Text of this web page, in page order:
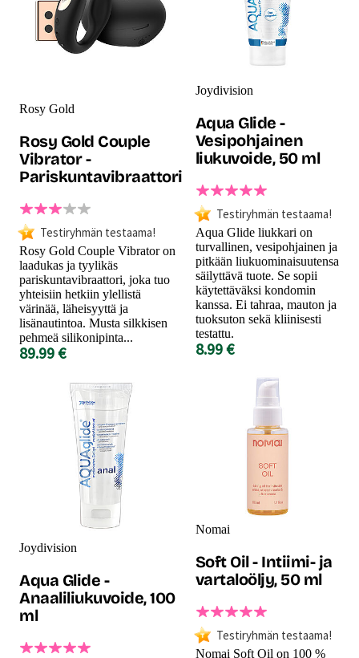
Rosy Gold
Rosy Gold Couple
Vibrator -
Pariskuntavibraattori
Testiryhmän testaama!
Rosy Gold Couple Vibrator on
laadukas ja tyylikäs
pariskuntavibraattori, joka tuo
yhteisiin hetkiin ylellistä
värinää, läheisyyttä ja
lisänautintoa. Musta silkkisen
pehmeä silikonipinta...
89.99 €
Joydivision
Aqua Glide -
Vesipohjainen
liukuvoide, 50 ml
Testiryhmän testaama!
Aqua Glide liukkari on
turvallinen, vesipohjainen ja
pitkään liukuominaisuutensa
säilyttävä tuote. Se sopii
käytettäväksi kondomin
kanssa. Ei tahraa, mauton ja
tuoksuton sekä kliinisesti
testattu.
8.99 €
Joydivision
Aqua Glide -
Anaaliliukuvoide, 100
ml
Nomai
Soft Oil - Intiimi- ja
vartaloöljy, 50 ml
Testiryhmän testaama!
Nomai Soft Oil on 100 %